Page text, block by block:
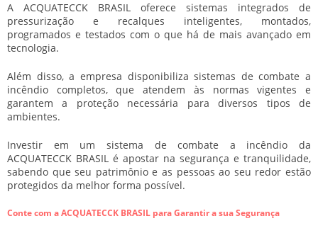
A ACQUATECCK BRASIL oferece sistemas integrados de
pressurização e recalques inteligentes, montados,
programados e testados com o que há de mais avançado em
tecnologia.
Além disso, a empresa disponibiliza sistemas de combate a
incêndio completos, que atendem às normas vigentes e
garantem a proteção necessária para diversos tipos de
ambientes.
Investir em um sistema de combate a incêndio da
ACQUATECCK BRASIL é apostar na segurança e tranquilidade,
sabendo que seu patrimônio e as pessoas ao seu redor estão
protegidos da melhor forma possível.
Conte com a ACQUATECCK BRASIL para Garantir a sua Segurança